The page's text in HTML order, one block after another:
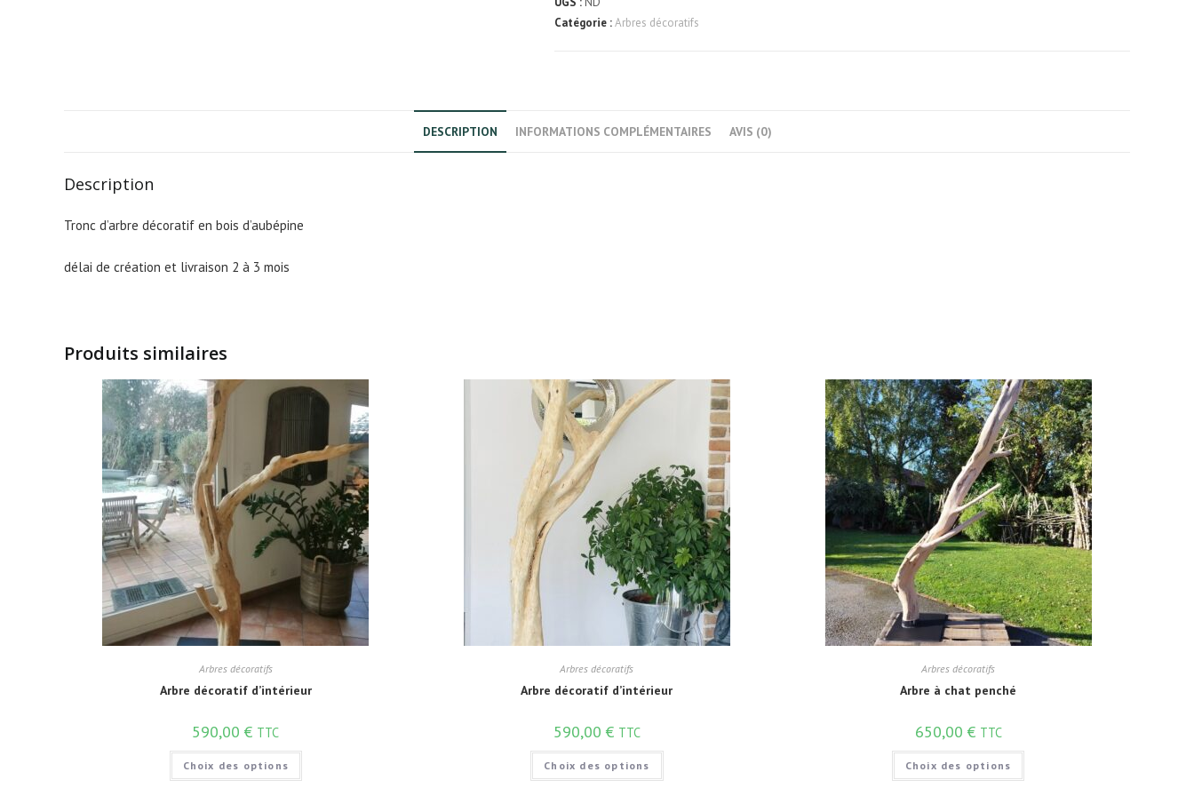
Catégorie :Arbres décoratifs
DESCRIPTION INFORMATIONS COMPLÉMENTAIRES AVIS (0)
Description
Tronc d’arbre décoratif en bois d’aubépine
délai de création et livraison 2 à 3 mois
Produits similaires
Arbres décoratifs
Arbre décoratif d’intérieur
590,00€ TTC
Choix des options
Arbres décoratifs
Arbre décoratif d’intérieur
590,00 € TTC
Choix des options
Arbres décoratifs
Arbre à chat penché
650,00 € TTC
Choix des options